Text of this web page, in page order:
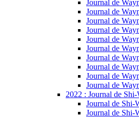
Journal de
Journal de
Journal de
Journal de
Journal de
Journal de
Journal de
Journal de
Journal de
Journal de
2022 : Journal de Shi-
Journal de Shi-
Journal de Shi-